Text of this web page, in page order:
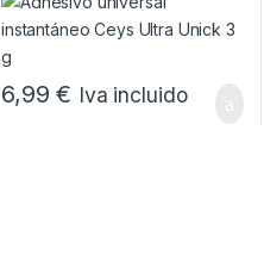
6,99€ Iva incluido